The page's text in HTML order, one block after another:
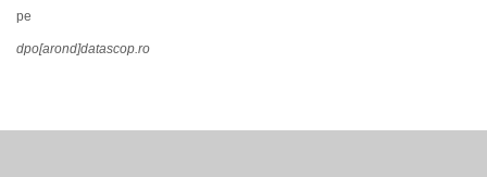
pe
dpo[arond]datascop.ro